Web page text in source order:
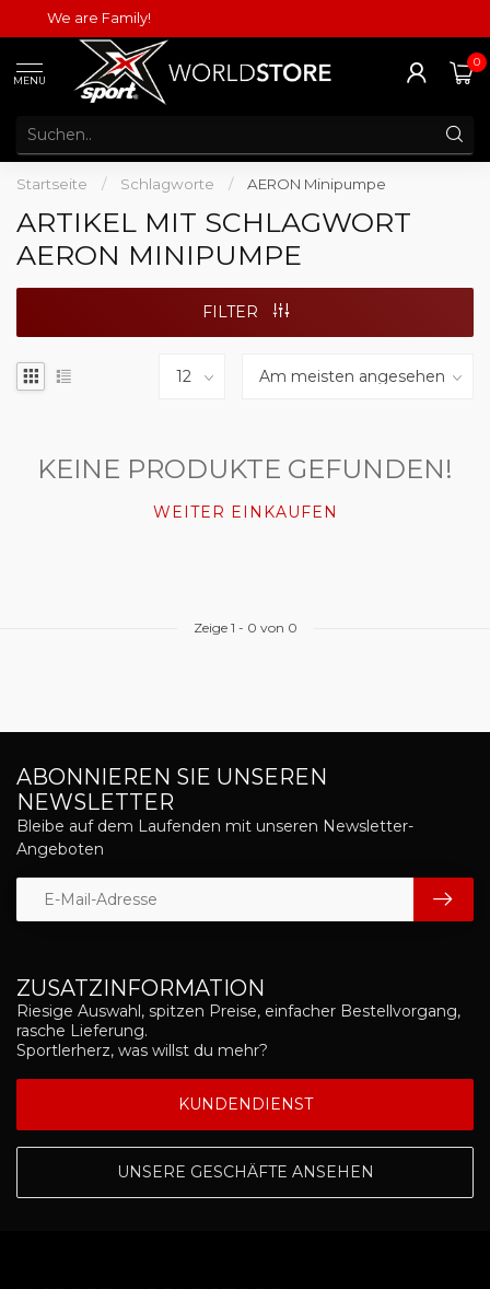
We are Family!
MENU
0
Startseite / Schlagworte / AERON Minipumpe
ARTIKEL MIT SCHLAGWORT
AERON MINIPUMPE
FILTER
KEINE PRODUKTE GEFUNDEN!
WEITER EINKAUFEN
Zeige 1 - 0 von 0
ZUSATZINFORMATION
Riesige Auswahl, spitzen Preise, einfacher Bestellvorgang,
rasche Lieferung.
Sportlerherz, was willst du mehr?
KUNDENDIENST
UNSERE GESCHÄFTE ANSEHEN
ABONNIEREN SIE UNSEREN
NEWSLETTER
Bleibe auf dem Laufenden mit unseren Newsletter-
Angeboten